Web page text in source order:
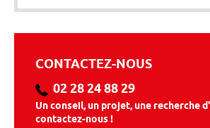
CONTACTEZ-NOUS
02 28 24 88 29
Un conseil, un projet, une recherche
contactez-nous !